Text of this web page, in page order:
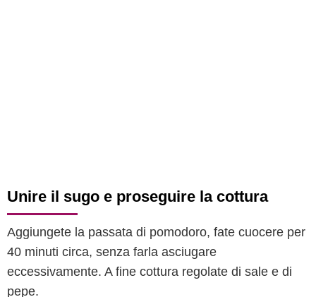
Unire il sugo e proseguire la cottura
Aggiungete la passata di pomodoro, fate cuocere per
40 minuti circa, senza farla asciugare
eccessivamente. A fine cottura regolate di sale e di
pepe.